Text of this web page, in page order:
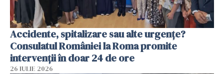
Accidente, spitalizare sau alte urgențe?
Consulatul României la Roma promite
intervenții în doar 24 de ore
26 IULIE 2026